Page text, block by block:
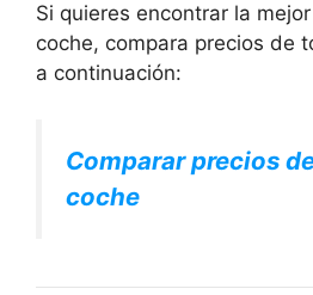
Si quieres encontrar la
coche, compara precios de
a continuación:
Comparar precios
coche